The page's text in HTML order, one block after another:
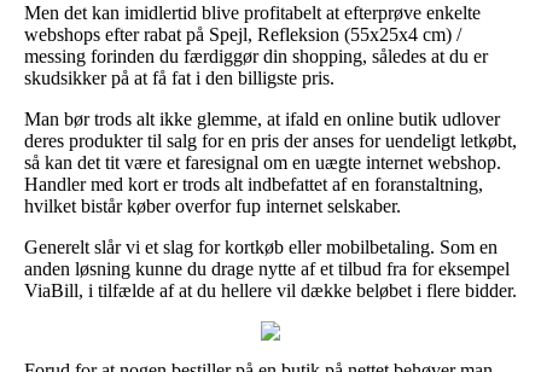
Men det kan imidlertid blive profitabelt at efterprøve enkelte
webshops efter rabat på Spejl, Refleksion (55x25x4 cm) /
messing forinden du færdiggør din shopping, således at du er
skudsikker på at få fat i den billigste pris.
Man bør trods alt ikke glemme, at ifald en online butik udlover
deres produkter til salg for en pris der anses for uendeligt letkøbt,
så kan det tit være et faresignal om en uægte internet webshop.
Handler med kort er trods alt indbefattet af en foranstaltning,
hvilket bistår køber overfor fup internet selskaber.
Generelt slår vi et slag for kortkøb eller mobilbetaling. Som en
anden løsning kunne du drage nytte af et tilbud fra for eksempel
ViaBill, i tilfælde af at du hellere vil dække beløbet i flere bidder.